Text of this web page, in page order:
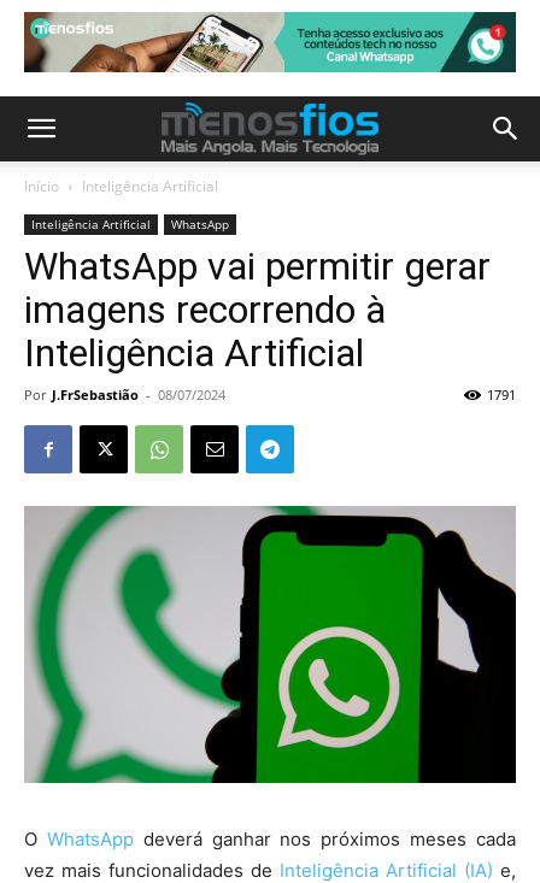
Início Inteligência Artificial
Inteligência Artificial WhatsApp
WhatsApp vai permitir gerar
imagens recorrendo à
Inteligência Artificial
Por J.FrSebastião - 08/07/2024 1791
O WhatsAppdeverá ganhar nos próximos meses cada
vez mais funcionalidades de Inteligência Artificial (IA) e,